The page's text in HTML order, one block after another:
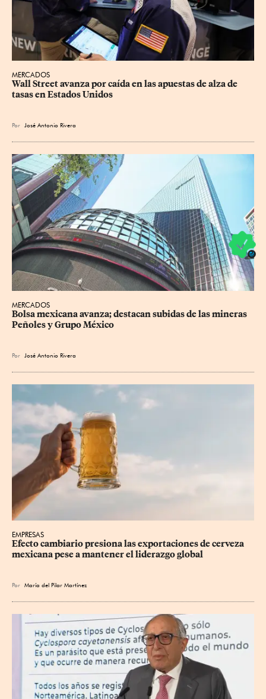
MERCADOS
Wall Street avanza por caída en las apuestas de alza de
tasas en Estados Unidos
Por José Antonio Rivera
MERCADOS
Bolsa mexicana avanza; destacan subidas de las mineras
Peñoles y Grupo México
Por José Antonio Rivera
EMPRESAS
Efecto cambiario presiona las exportaciones de cerveza
mexicana pese a mantener el liderazgo global
Por María del Pilar Martínez